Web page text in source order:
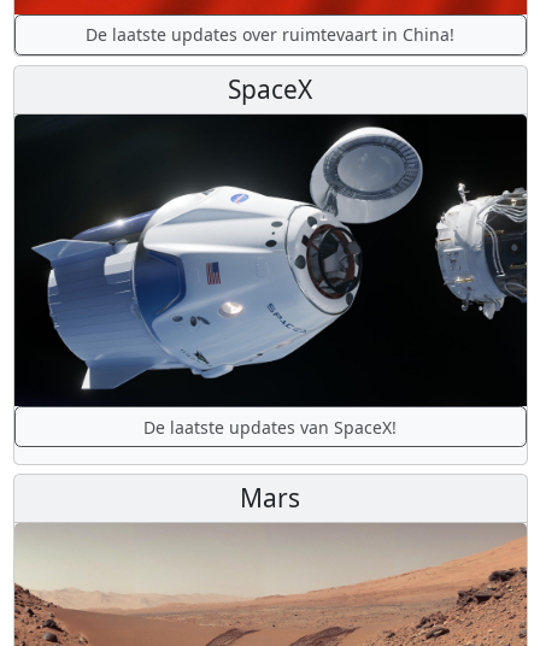
De laatste updates over ruimtevaart in China!
SpaceX
De laatste updates van SpaceX!
Mars